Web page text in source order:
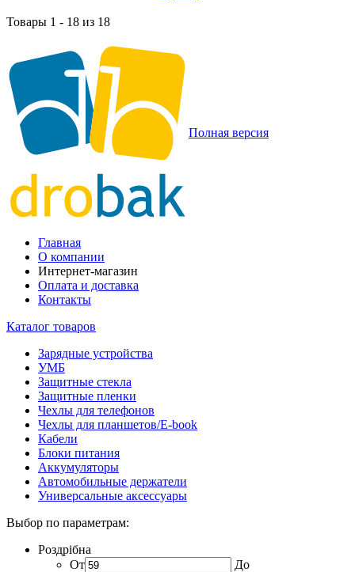
Товары 1 - 18 из 18
Полная версия
Главная
О компании
Интернет-магазин
Оплата и доставка
Контакты
Каталог товаров
Зарядные устройства
УМБ
Защитные стекла
Защитные пленки
Чехлы для телефонов
Чехлы для планшетов/E-book
Кабели
Блоки питания
Аккумуляторы
Автомобильные держатели
Универсальные аксессуары
Выбор по параметрам:
Роздрібна
От
До